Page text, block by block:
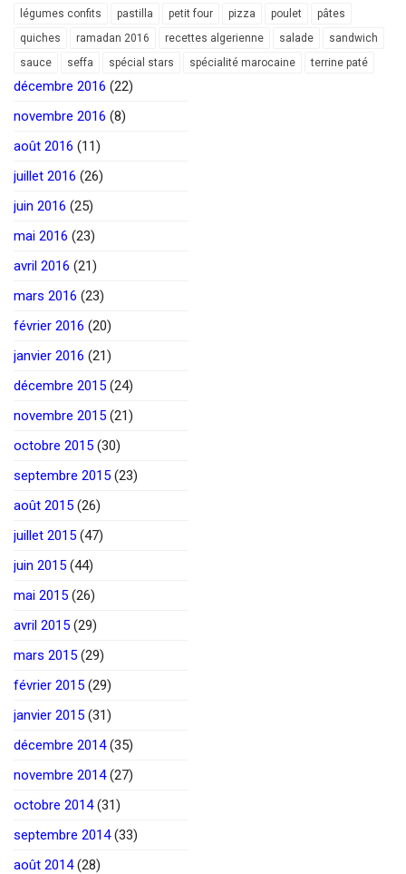
légumes confits pastilla petit four pizza poulet
pâtes
quiches
ramadan 2016 recettes algerienne salade
sandwich
sauce
seffa spécial stars spécialité marocaine terrine paté
décembre 2016 (22)
novembre 2016 (8)
août 2016 (11)
juillet 2016 (26)
juin 2016 (25)
mai 2016 (23)
avril 2016 (21)
mars 2016 (23)
février 2016 (20)
janvier 2016 (21)
décembre 2015 (24)
novembre 2015 (21)
octobre 2015 (30)
septembre 2015 (23)
août 2015 (26)
juillet 2015 (47)
juin 2015 (44)
mai 2015 (26)
avril 2015 (29)
mars 2015 (29)
février 2015 (29)
janvier 2015 (31)
décembre 2014(35)
novembre 2014(27)
octobre 2014(31)
septembre 2014(33)
août 2014(28)